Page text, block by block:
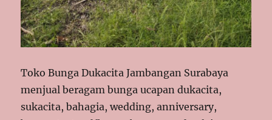
Toko Bunga Dukacita Jambangan Surabaya
menjual beragam bunga ucapan dukacita,
sukacita, bahagia, wedding, anniversary,